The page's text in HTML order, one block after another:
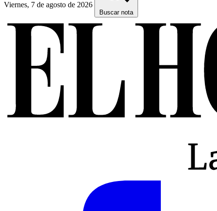
Viernes, 7 de agosto de 2026
Buscar nota